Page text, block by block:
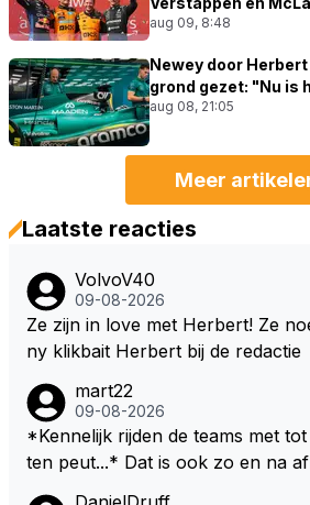
aug 09, 8:48
Newey door
grond gezet: "Nu is
aug 08, 21:05
Meer
Laatste reacties
VolvoV40
09-08-2026
Ze zijn in love met Herbert! Ze
ny klikbait Herbert bij de redactie
mart22
09-08-2026
*Kennelijk rijden de teams met
ten peut...* Dat is ook zo en na afloop wordt er gec